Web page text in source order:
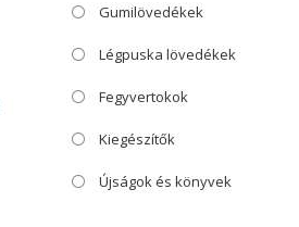
Gumilövedékek
Légpuska lövedékek
Fegyvertokok
Kiegészítők
Újságok és könyvek